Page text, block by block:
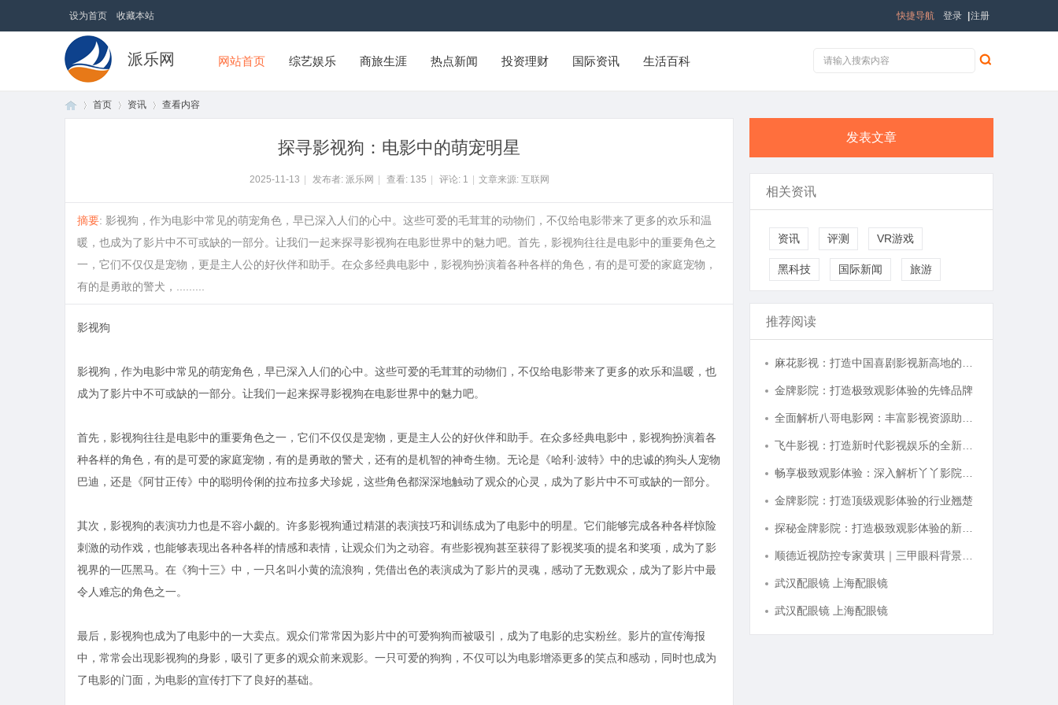
设为首页 收藏本站 登录 注册
快捷导航
派乐网 网站首页 综艺娱乐 商旅生涯 热点新闻 投资理财 国际资讯 生活百科
首页 资讯 查看内容
探寻影视狗：电影中的萌宠明星
2025-11-13 发布者: 派乐网 查看: 135 评论: 1 文章来源: 互联网
摘要: 影视狗，作为电影中常见的萌宠角色，早已深入人们的心中。这些可爱的毛茸茸的动物们，不仅给电影带来了更多的欢乐和温
暖，也成为了影片中不可或缺的一部分。让我们一起来探寻影视狗在电影世界中的魅力吧。首先，影视狗往往是电影中的重要角色之
一，它们不仅仅是宠物，更是主人公的好伙伴和助手。在众多经典电影中，影视狗扮演着各种各样的角色，有的是可爱的家庭宠物，
有的是勇敢的警犬，.........
影视狗
影视狗，作为电影中常见的萌宠角色，早已深入人们的心中。这些可爱的毛茸茸的动物们，不仅给电影带来了更多的欢乐和温暖，也
成为了影片中不可或缺的一部分。让我们一起来探寻影视狗在电影世界中的魅力吧。
首先，影视狗往往是电影中的重要角色之一，它们不仅仅是宠物，更是主人公的好伙伴和助手。在众多经典电影中，影视狗扮演着各
种各样的角色，有的是可爱的家庭宠物，有的是勇敢的警犬，还有的是机智的神奇生物。无论是《哈利·波特》中的忠诚的狗头人宠物
巴迪，还是《阿甘正传》中的聪明伶俐的拉布拉多犬珍妮，这些角色都深深地触动了观众的心灵，成为了影片中不可或缺的一部分。
其次，影视狗的表演功力也是不容小觑的。许多影视狗通过精湛的表演技巧和训练成为了电影中的明星。它们能够完成各种各样惊险
刺激的动作戏，也能够表现出各种各样的情感和表情，让观众们为之动容。有些影视狗甚至获得了影视奖项的提名和奖项，成为了影
视界的一匹黑马。在《狗十三》中，一只名叫小黄的流浪狗，凭借出色的表演成为了影片的灵魂，感动了无数观众，成为了影片中最
令人难忘的角色之一。
最后，影视狗也成为了电影中的一大卖点。观众们常常因为影片中的可爱狗狗而被吸引，成为了电影的忠实粉丝。影片的宣传海报
中，常常会出现影视狗的身影，吸引了更多的观众前来观影。一只可爱的狗狗，不仅可以为电影增添更多的笑点和感动，同时也成为
了电影的门面，为电影的宣传打下了良好的基础。
发表文章
相关资讯
资讯 评测 VR游戏
黑科技 国际新闻 旅游
推荐阅读
金牌影院：打造极致观影体验的先锋品牌
金牌影院：打造顶级观影体验的行业翘楚
武汉配眼镜 上海配眼镜
武汉配眼镜 上海配眼镜